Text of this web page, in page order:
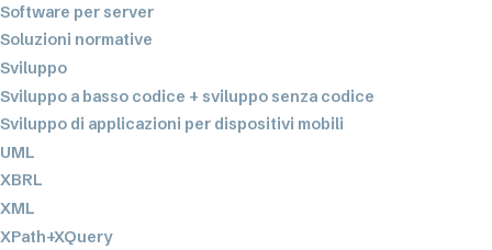
Software per server
Soluzioni normative
Sviluppo
Sviluppo a basso codice + sviluppo senza codice
Sviluppo di applicazioni per dispositivi mobili
UML
XBRL
XML
XPath+XQuery